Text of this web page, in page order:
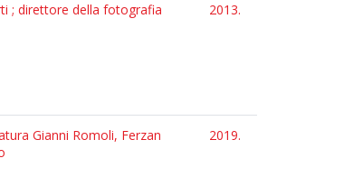
; direttore della fotografia
2013.
Gianni Romoli, Ferzan
2019.